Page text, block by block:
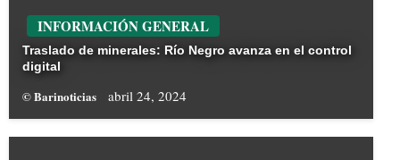
INFORMACIÓN GENERAL
Traslado de minerales: Río Negro avanza en el control
digital
© Barinoticias abril 24, 2024